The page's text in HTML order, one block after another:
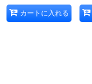
カートに入れる